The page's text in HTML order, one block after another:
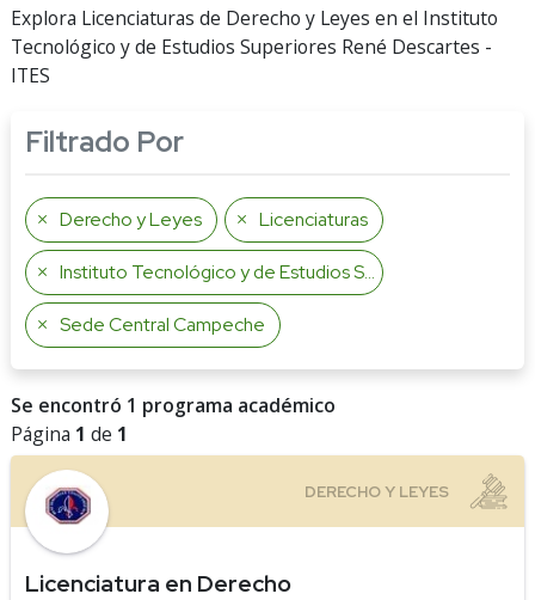
Explora Licenciaturas de Derecho y Leyes en el Instituto
Tecnológico y de Estudios Superiores René Descartes -
ITES
Filtrado Por
Derecho y Leyes Licenciaturas
Instituto Tecnológico y de Estudios Superiores René Descartes
Sede Central Campeche
Se encontró 1 programa académico
Página 1 de 1
Licenciatura en Derecho